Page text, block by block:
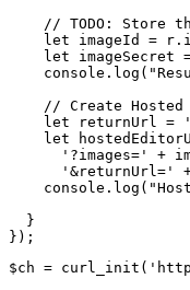
// TODO: Store
let imageId =
let imageSecret
// Create Hosted
let returnUrl =
let
'?images=' +
'&returnUrl='
  }
$ch =